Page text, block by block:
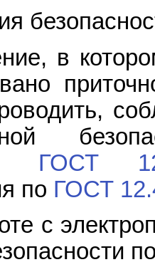
в
ГОСТ
по ГОСТ
с